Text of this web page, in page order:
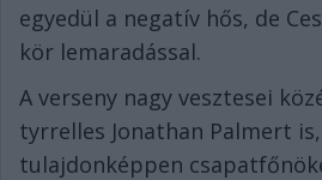
egyedül a negatív hős, de
kör lemaradással.
A verseny nagy vesztesei
tyrrelles Jonathan Palmert
tulajdonképpen